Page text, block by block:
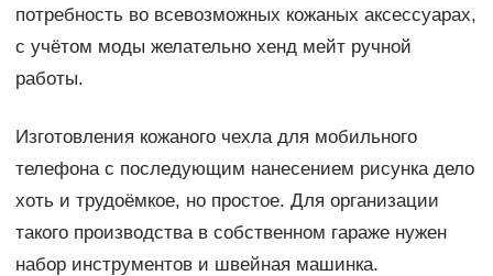
потребность во всевозможных кожаных аксессуарах,
с учётом моды желательно хенд мейт ручной
работы.
Изготовления кожаного чехла для мобильного
телефона с последующим нанесением рисунка дело
хоть и трудоёмкое, но простое. Для организации
такого производства в собственном гараже нужен
набор инструментов и швейная машинка.